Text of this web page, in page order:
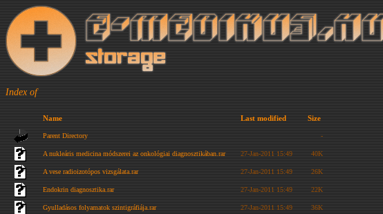
Index of
Name Last modified Size
Parent Directory -
A nukleáris medicina módszerei az onkológiai diagnosztikában.rar 27-Jan-2011 15:49 40K
A vese radioizotópos vizsgálata.rar 27-Jan-2011 15:49 26K
Endokrin diagnosztika.rar 27-Jan-2011 15:49 22K
Gyulladásos folyamatok szintigráfiája.rar 27-Jan-2011 15:49 36K